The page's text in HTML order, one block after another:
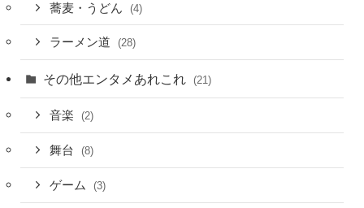
蕎麦・うどん (4)
ラーメン道 (28)
その他エンタメあれこれ (21)
音楽 (2)
舞台 (8)
ゲーム (3)